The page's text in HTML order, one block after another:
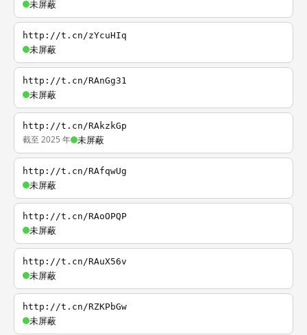
未屏蔽
http://t.cn/zYcuHIq
未屏蔽
http://t.cn/RAnGg31
未屏蔽
http://t.cn/RAkzkGp
截至 2025 年 未屏蔽
http://t.cn/RAfqwUg
未屏蔽
http://t.cn/RAoOPQP
未屏蔽
http://t.cn/RAuX56v
未屏蔽
http://t.cn/RZKPbGw
未屏蔽